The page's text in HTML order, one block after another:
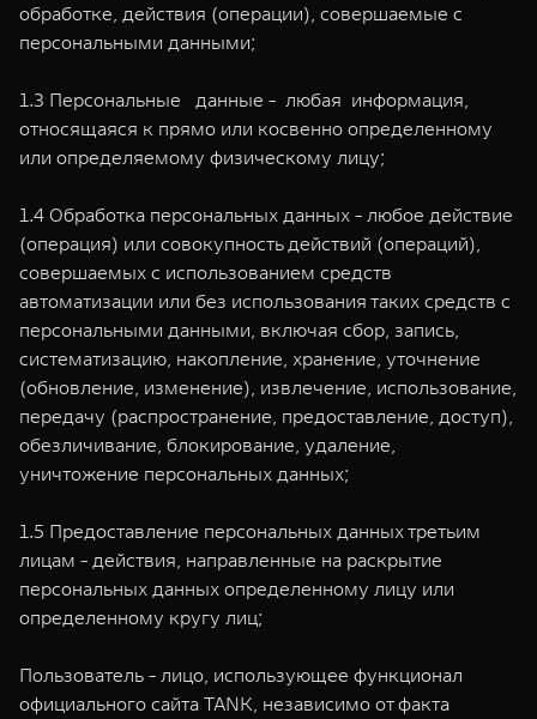
обработке, действия (операции), совершаемые с
персональными данными;
1.3 Персональные данные - любая информация,
относящаяся к прямо или косвенно определенному
или определяемому физическому лицу;
1.4 Обработка персональных данных - любое действие
(операция) или совокупность действий (операций),
совершаемых с использованием средств
автоматизации или без использования таких средств с
персональными данными, включая сбор, запись,
систематизацию, накопление, хранение, уточнение
(обновление, изменение), извлечение, использование,
передачу (распространение, предоставление, доступ),
обезличивание, блокирование, удаление,
уничтожение персональных данных;
1.5 Предоставление персональных данных третьим
лицам - действия, направленные на раскрытие
персональных данных определенному лицу или
определенному кругу лиц;
Пользователь - лицо, использующее функционал
официального сайта TANK, независимо от факта